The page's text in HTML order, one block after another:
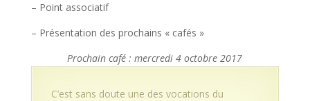
– Point associatif
– Présentation des prochains « cafés »
Prochain café : mercredi 4 octobre 2017
C’est sans doute une des vocations du